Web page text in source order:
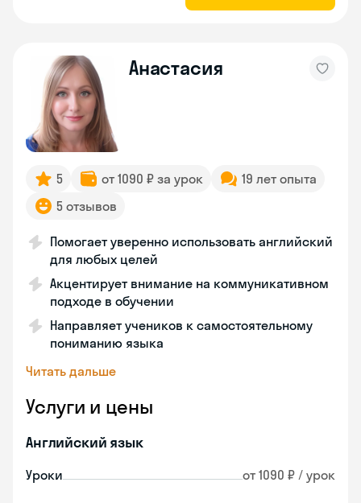
Анастасия
5 от 1090 ₽ за урок
19 лет опыта
5 отзывов
Помогает уверенно использовать английский
для любых целей
Акцентирует внимание на коммуникативном
подходе в обучении
Направляет учеников к самостоятельному
пониманию языка
Читать дальше
Услуги и цены
Английский язык
Уроки от 1090 ₽ / урок